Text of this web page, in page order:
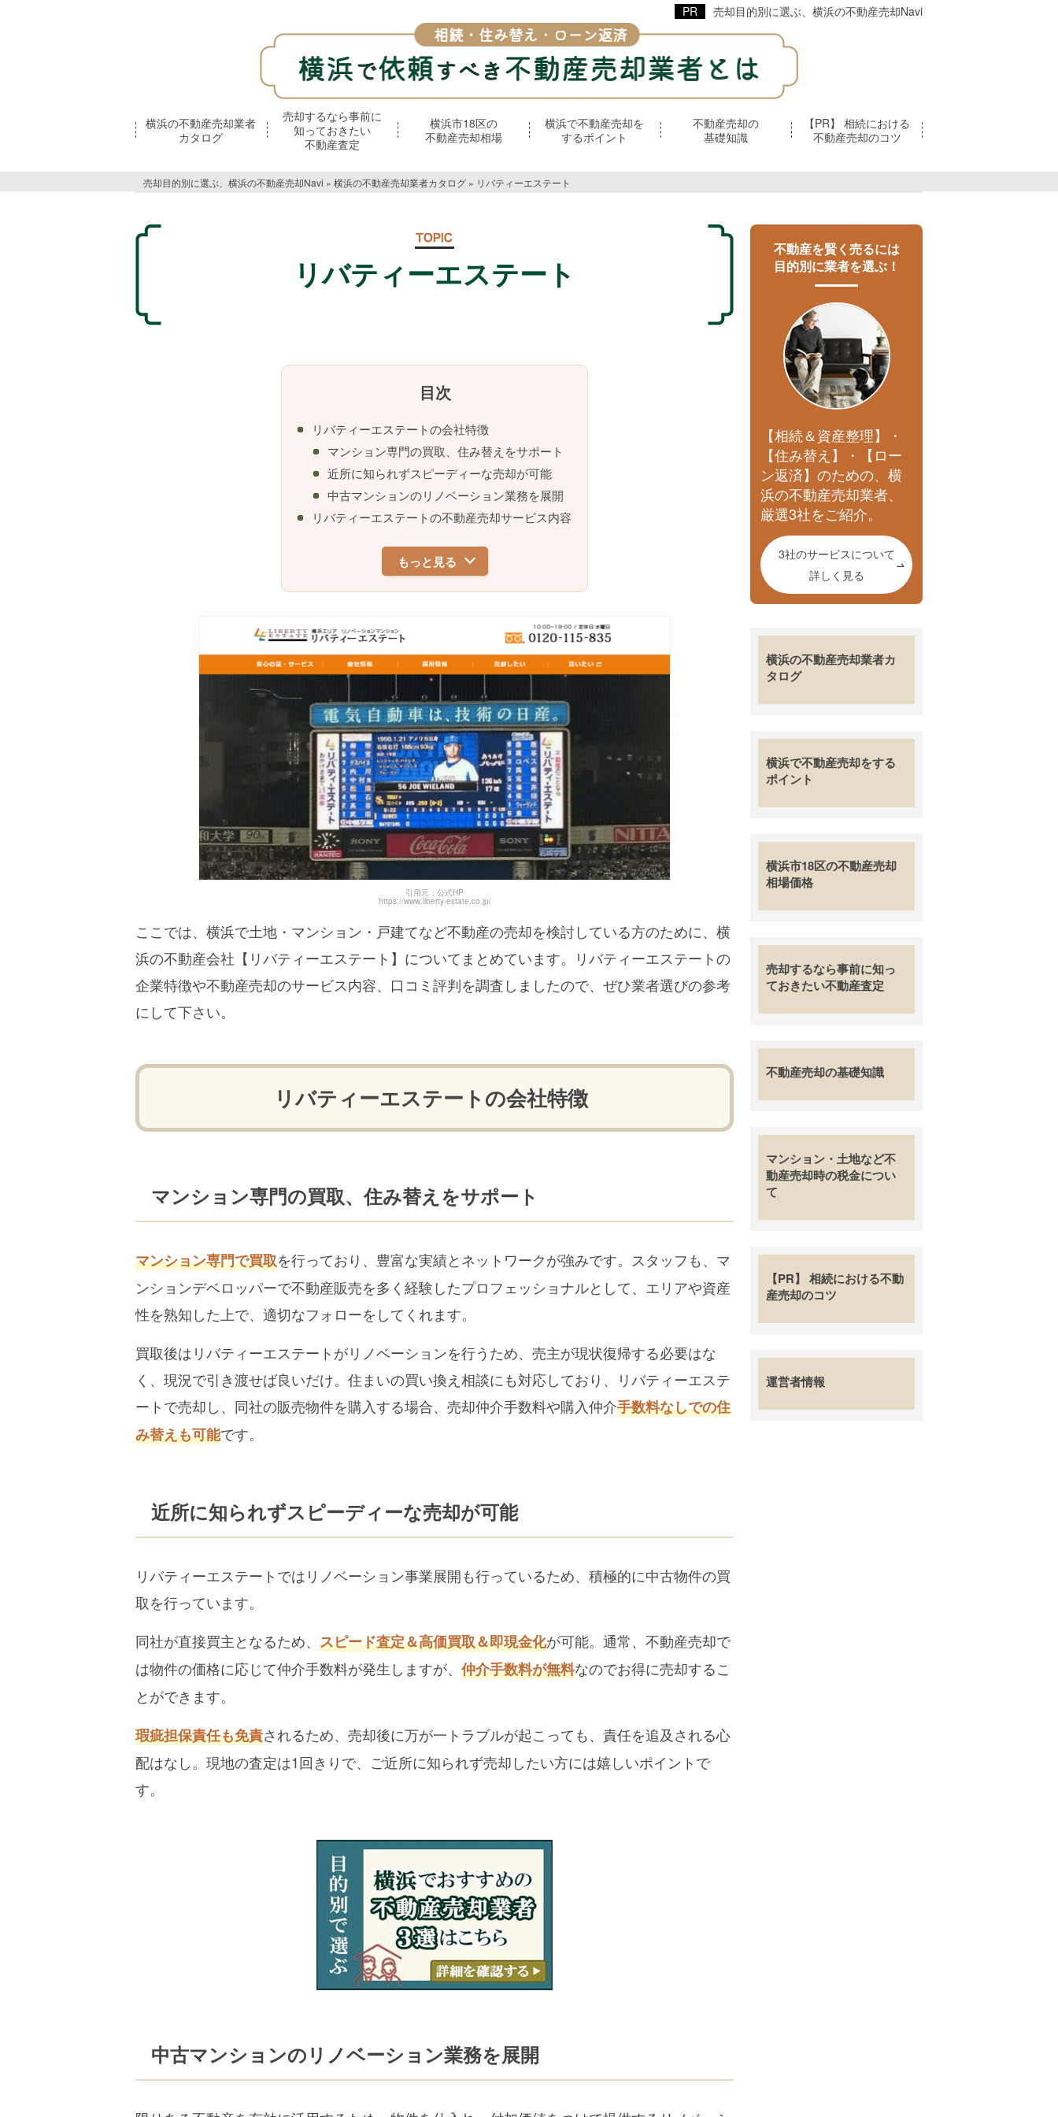
売却目的別に選ぶ、横浜の不動産売却Navi
横浜の不動産売却業者
カタログ
売却するなら事前に
知っておきたい
不動産査定
横浜市18区の
不動産売却相場
横浜で不動産売却を
するポイント
不動産売却の
基礎知識
【PR】 相続における
不動産売却のコツ
売却目的別に選ぶ、横浜の不動産売却Navi » 横浜の不動産売却業者カタログ » リバティーエステート
リバティーエステート
リバティーエステートの会社特徴
マンション専門の買取、住み替えをサポート
近所に知られずスピーディーな売却が可能
中古マンションのリノベーション業務を展開
リバティーエステートの不動産売却サービス内容
もっと見る
引用元：公式HP
https://www.liberty-estate.co.jp/
ここでは、横浜で土地・マンション・戸建てなど不動産の売却を検討している方のために、横
浜の不動産会社【リバティーエステート】についてまとめています。リバティーエステートの
企業特徴や不動産売却のサービス内容、口コミ評判を調査しましたので、ぜひ業者選びの参考
にして下さい。
リバティーエステートの会社特徴
マンション専門の買取、住み替えをサポート
マンション専門で買取を行っており、豊富な実績とネットワークが強みです。スタッフも、マ
ンションデベロッパーで不動産販売を多く経験したプロフェッショナルとして、エリアや資産
性を熟知した上で、適切なフォローをしてくれます。
買取後はリバティーエステートがリノベーションを行うため、売主が現状復帰する必要はな
く、現況で引き渡せば良いだけ。住まいの買い換え相談にも対応しており、リバティーエステ
ートで売却し、同社の販売物件を購入する場合、売却仲介手数料や購入仲介手数料なしでの住
み替えも可能です。
近所に知られずスピーディーな売却が可能
リバティーエステートではリノベーション事業展開も行っているため、積極的に中古物件の買
取を行っています。
同社が直接買主となるため、 スピード査定＆高価買取＆即現金化が可能。通常、不動産売却で
は物件の価格に応じて仲介手数料が発生しますが、 仲介手数料が無料なのでお得に売却するこ
とができます。
瑕疵担保責任も免責されるため、売却後に万が一トラブルが起こっても、責任を追及される心
配はなし。現地の査定は1回きりで、ご近所に知られず売却したい方には嬉しいポイントで
す。
中古マンションのリノベーション業務を展開
不動産を賢く売るには
目的別に業者を選ぶ！
【相続＆資産整理】・
【住み替え】・【ロー
ン返済】のための、横
浜の不動産売却業者、
厳選3社をご紹介。
3社のサービスについて
詳しく見る
横浜の不動産売却業者カ
タログ
横浜で不動産売却をする
ポイント
横浜市18区の不動産売却
相場価格
売却するなら事前に知っ
ておきたい不動産査定
不動産売却の基礎知識
マンション・土地など不
動産売却時の税金につい
て
【PR】 相続における不動
産売却のコツ
運営者情報